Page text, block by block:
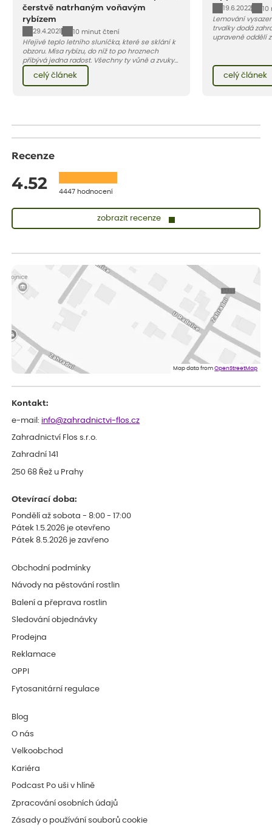
čerstvě natrhaným voňavým
rybízem
29.4.2021
10 minut čtení
Hřejivé teplo letního sluníčka, které se sklání k
obzoru. Mísa rybízu, do níž to po hroznech
přibývá jedna radost. Všechny ty vůně a zvuky
vnese neuvěřitelný klid a radost. A taky trochu
bezstarostnosti dětství při mlsání babiččina
celý článek
19.6.2022
10
Lemování
trvalky dodá
upraveně oddělí
celý článek
Recenze
4.52 4447 hodnocení
zobrazit recenze
vše v naprostém pořádku
ověřený nákup dnes
Jana
Flos je nejlepší &#129321;
Map data fromOpenStreetMap
Kontakt:
e-mail: info@zahradnictvi-flos.cz
Zahradnictví Flos s.r.o.
Zahradní 141
250 68 Řež u Prahy
Otevírací doba:
Pondělí až sobota - 8:00 - 17:00
Pátek 1.5.2026 je otevřeno
Pátek 8.5.2026 je zavřeno
Obchodní podmínky
Návody na pěstování rostlin
Balení a přeprava rostlin
Sledování objednávky
Prodejna
Reklamace
OPPI
Fytosanitární regulace
Blog
O nás
Velkoobchod
Kariéra
Podcast Po uši v hlíně
Zpracování osobních údajů
Zásady o používání souborů cookie